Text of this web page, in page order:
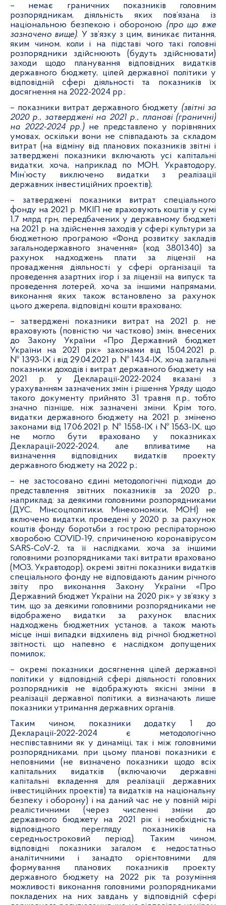
– немає граничних показників головним
розпорядникам, діяльність яких пов’язана із
національною безпекою і обороною (про що вже
зазначено вище). У зв’язку з цим, виникає питання,
яким чином, коли і на підставі чого такі головні
розпорядники здійснюють (будуть здійснювати)
заходи щодо планування відповідних видатків
державного бюджету, цілей державної політики у
відповідній сфері діяльності та показників їх
досягнення на 2022-2024 рр.;
– показники витрат державного бюджету (звітні за
2020 р., затверджені на 2021 р., планові (граничні)
на 2022-2024 рр.)не представлено у порівняних
умовах, оскільки вони не співпадають за складом
витрат (на відміну від планових показників звітні і
затверджені показники включають усі капітальні
видатки, хоча, наприклад по МОН, Укравтодору,
Мін’юсту виключено видатки з реалізації
державних інвестиційних проектів);
– затверджені показники витрат спеціального
фонду на 2021 р. МКІП не враховують коштів у сумі
1,7 млрд грн, передбачених у державному бюджеті
на 2021 р. на здійснення заходів у сфері культури за
бюджетною програмою «Фонд розвитку закладів
загальнодержавного значення» (код 3801340) за
рахунок надходжень плати за ліцензії на
провадження діяльності у сфері організації та
проведення азартних ігор і за ліцензії на випуск та
проведення лотерей, хоча за іншими напрямами,
виконання яких також встановлено за рахунок
цього джерела, відповідні кошти враховано;
– затверджені показники витрат на 2021 р. не
враховують (повністю чи частково) змін, внесених
до Закону України «Про Державний бюджет
України на 2021 рік» законами від 15.04.2021 р.
№ 1393-IX і від 29.04.2021 р. № 1434-IX, хоча загальні
показники доходів і витрат державного бюджету на
2021 р. у Декларації-2022-2024 вказані з
урахуванням зазначених змін і рішення Уряду щодо
такого документу прийнято 31 травня п.р., тобто
значно пізніше, ніж зазначені зміни. Крім того,
видатки державного бюджету на 2021 р. змінено
законами від 17.06.2021 р. № 1558-ІХ і № 1563-ІХ, що
не могло бути враховано у показниках
Декларації-2022-2024, але впливатиме на
визначення відповідних видатків проекту
державного бюджету на 2022 р.;
– не застосовано єдині методологічні підходи до
представлення звітних показників за 2020 р.,
наприклад: за деякими головними розпорядниками
(ДУС, Мінсоцполітики, Мінекономіки, МОН) не
включено видатки, проведені у 2020 р. за рахунок
коштів фонду боротьби з гострою респіраторною
хворобою COVID-19, спричиненою коронавірусом
SARS-CoV-2, та її наслідками, хоча за іншими
головними розпорядниками такі витрати враховано
(МОЗ, Укравтодор), окремі звітні показники видатків
спеціального фонду не відповідають даним річного
звіту про виконання Закону України «Про
Державний бюджет України на 2020 рік» у зв’язку з
тим, що за деякими головними розпорядниками не
відображено видатки за рахунок власних
надходжень бюджетних установ, а також мають
місце інші випадки відхилень від річної бюджетної
звітності, що напевно є наслідком допущених
помилок;
– окремі показники досягнення цілей державної
політики у відповідній сфері діяльності головних
розпорядників не відображують якісні зміни в
реалізації державної політики, а визначають лише
показники утримання державних органів.
Таким чином, показники додатку 1 до
Декларації-2022-2024 є методологічно
неспівставними як у динаміці, так і між головними
розпорядниками, при цьому планові показники є
неповними (не визначено показники щодо всіх
капітальних видатків (включаючи державні
капітальні вкладення для реалізації державних
інвестиційних проектів) та видатків на національну
безпеку і оборону) і на даний час не у повній мірі
реалістичними (через численні зміни до
державного бюджету на 2021 рік і необхідність
відповідного перегляду показників на
середньостроковий період). Таким чином,
відповідні показники загалом є недостатньо
аналітичними і занадто орієнтовними для
формування планових показників проекту
державного бюджету на 2022 рік та розуміння
можливості виконання головними розпорядниками
покладених на них завдань у відповідній сфері